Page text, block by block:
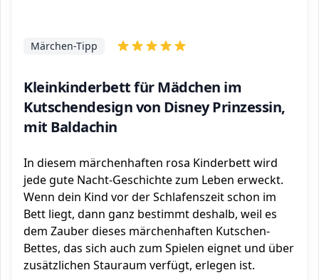
Kleinkinderbett für Mädchen im
Kutschendesign von Disney Prinzessin,
mit Baldachin
Märchen-Tipp
In diesem märchenhaften rosa Kinderbett wird
jede gute Nacht-Geschichte zum Leben erweckt.
Wenn dein Kind vor der Schlafenszeit schon im
Bett liegt, dann ganz bestimmt deshalb, weil es
dem Zauber dieses märchenhaften Kutschen-
Bettes, das sich auch zum Spielen eignet und über
zusätzlichen Stauraum verfügt, erlegen ist.